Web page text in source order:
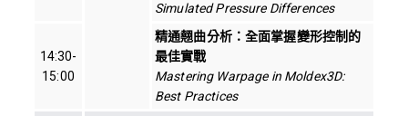
Simulated Pressure Differences
14:30-
15:00
精通翹曲分析：全面掌握變形控制的
最佳實戰
Mastering Warpage in Moldex3D:
Best Practices